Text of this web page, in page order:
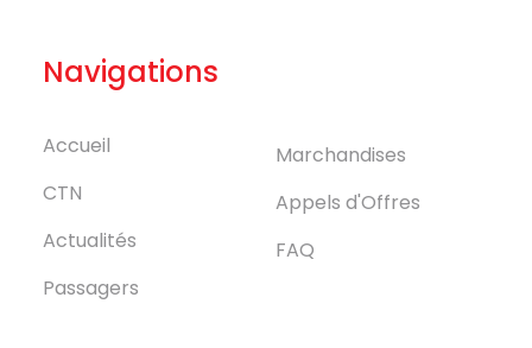
Navigations
Accueil
CTN
Actualités
Passagers
Marchandises
Appels d'Offres
FAQ